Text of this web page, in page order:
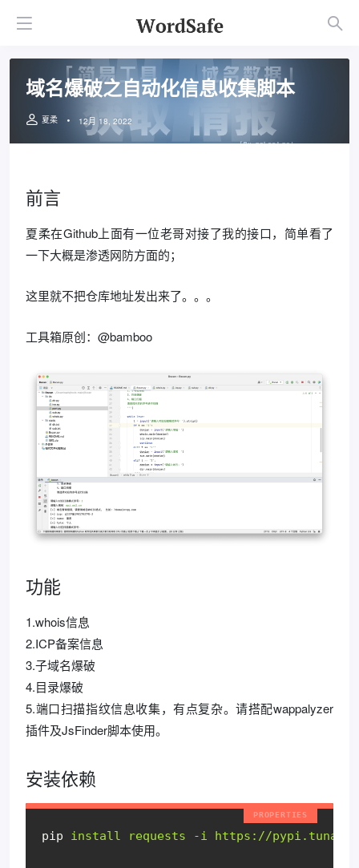
域名爆破之自动化信息收集脚本
夏柔 12月 18, 2022
前言
夏柔在Github上面有一位老哥对接了我的接口，简单看了
一下大概是渗透网防方面的；
这里就不把仓库地址发出来了。。。
工具箱原创：@bamboo
功能
1.whois信息
2.ICP备案信息
3.子域名爆破
4.目录爆破
5.端口扫描指纹信息收集，有点复杂。请搭配wappalyzer
插件及JsFinder脚本使用。
安装依赖
pip install requests -i https://